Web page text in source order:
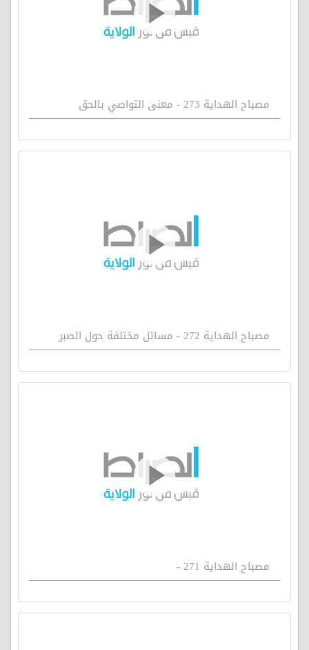
مصباح الهداية 273 - معنى التواصي بالحق
مصباح الهداية 272 - مسائل مختلفة حول الصبر
مصباح الهداية 271 -